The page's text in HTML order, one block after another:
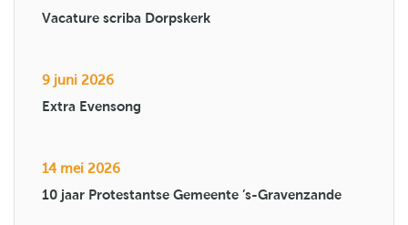
Vacature scriba Dorpskerk
9 juni 2026
Extra Evensong
14 mei 2026
10 jaar Protestantse Gemeente ’s-Gravenzande